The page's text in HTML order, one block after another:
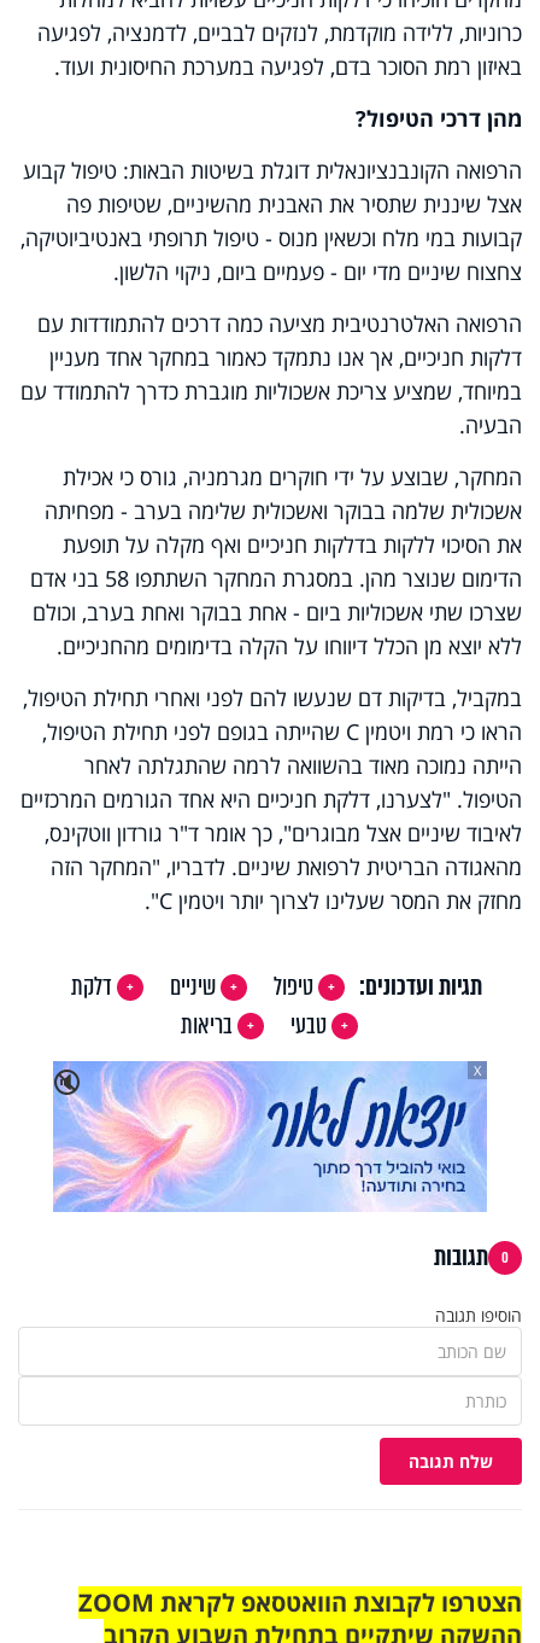
כרוניות, ללידה מוקדמת, לנזקים לבביים, לדמנציה, לפגיעה
באיזון רמת הסוכר בדם, לפגיעה במערכת החיסונית ועוד.
מהן דרכי הטיפול?
הרפואה הקונבנציונאלית דוגלת בשיטות הבאות: טיפול קבוע
אצל שיננית שתסיר את האבנית מהשיניים, שטיפות פה
קבועות במי מלח וכשאין מנוס - טיפול תרופתי באנטיביוטיקה,
צחצוח שיניים מדי יום - פעמיים ביום, ניקוי הלשון.
הרפואה האלטרנטיבית מציעה כמה דרכים להתמודדות עם
דלקות חניכיים, אך אנו נתמקד כאמור במחקר אחד מעניין
במיוחד, שמציע צריכת אשכוליות מוגברת כדרך להתמודד עם
הבעיה.
המחקר, שבוצע על ידי חוקרים מגרמניה, גורס כי אכילת
אשכולית שלמה בבוקר ואשכולית שלימה בערב - מפחיתה
את הסיכוי ללקות בדלקות חניכיים ואף מקלה על תופעת
הדימום שנוצר מהן. במסגרת המחקר השתתפו 58 בני אדם
שצרכו שתי אשכוליות ביום - אחת בבוקר ואחת בערב, וכולם
ללא יוצא מן הכלל דיווחו על הקלה בדימומים מהחניכיים.
במקביל, בדיקות דם שנעשו להם לפני ואחרי תחילת הטיפול,
הראו כי רמת ויטמין C שהייתה בגופם לפני תחילת הטיפול,
הייתה נמוכה מאוד בהשוואה לרמה שהתגלתה לאחר
הטיפול. "לצערנו, דלקת חניכיים היא אחד הגורמים המרכזיים
לאיבוד שיניים אצל מבוגרים", כך אומר ד"ר גורדון ווטקינס,
מהאגודה הבריטית לרפואת שיניים. לדבריו, "המחקר הזה
מחזק את המסר שעלינו לצרוך יותר ויטמין C".
תגיות ועדכונים: טיפול שיניים
דלקת
טבעי
בריאות
🔇
X
0 תגובות
הוסיפו תגובה
שלח תגובה
הצטרפו לקבוצת הוואטסאפ לקראת ZOOM
ההשקה שיתקיים בתחילת השבוע הקרוב